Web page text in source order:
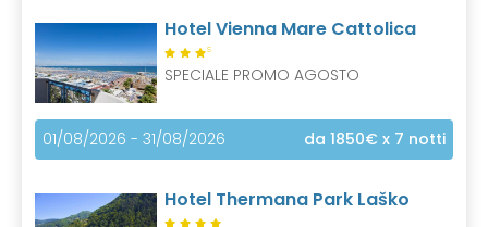
Hotel Vienna Mare Cattolica
S
SPECIALE PROMO AGOSTO
01/08/2026 - 31/08/2026 da 1850€ x 7 notti
Hotel Thermana Park Laško